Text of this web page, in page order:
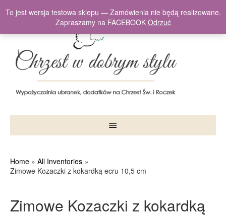
Home
All Inventories
Zimowe Kozaczki z kokardką ecru 10,5 cm
Zimowe Kozaczki z kokardką
To jest wersja testowa sklepu — Zamówienia nie będą realizowane.
Zapraszamy na FACEBOOK Odrzuć